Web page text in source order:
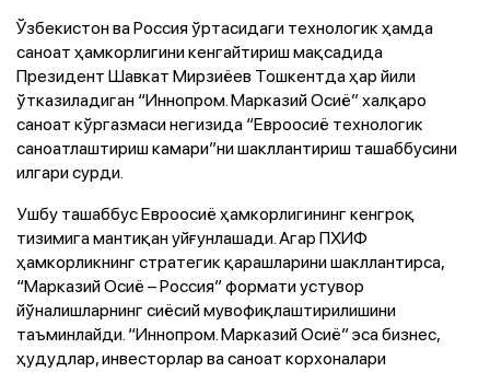
Ўзбекистон ва Россия ўртасидаги технологик ҳамда
саноат ҳамкорлигини кенгайтириш мақсадида
Президент Шавкат Мирзиёев Тошкентда ҳар йили
ўтказиладиган “Иннопром. Марказий Осиё” халқаро
саноат кўргазмаси негизида “Евроосиё технологик
саноатлаштириш камари”ни шакллантириш ташаббусини
илгари сурди.
Ушбу ташаббус Евроосиё ҳамкорлигининг кенгроқ
тизимига мантиқан уйғунлашади. Агар ПХИФ
ҳамкорликнинг стратегик қарашларини шакллантирса,
“Марказий Осиё – Россия” формати устувор
йўналишларнинг сиёсий мувофиқлаштирилишини
таъминлайди. “Иннопром. Марказий Осиё” эса бизнес,
ҳудудлар, инвесторлар ва саноат корхоналари